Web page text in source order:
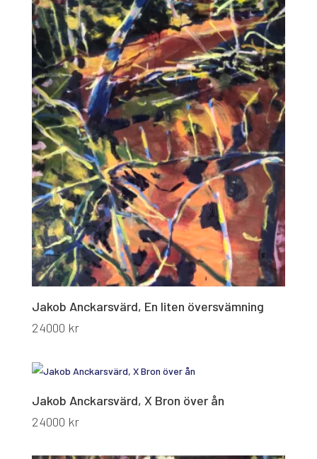
Jakob Anckarsvärd, En liten översvämning
24000 kr
Jakob Anckarsvärd, X Bron över ån
24000 kr